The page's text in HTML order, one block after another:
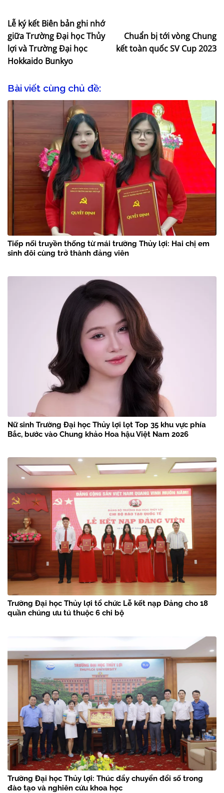
Lễ ký kết Biên bản ghi nhớ
giữa Trường Đại học Thủy
lợi và Trường Đại học
Hokkaido Bunkyo
Chuẩn bị tới vòng Chung
kết toàn quốc SV Cup 2023
Bài viết cùng chủ đề:
Tiếp nối truyền thống từ mái trường Thủy lợi: Hai chị em
sinh đôi cùng trở thành đảng viên
Nữ sinh Trường Đại học Thủy lợi lọt Top 35 khu vực phía
Bắc, bước vào Chung khảo Hoa hậu Việt Nam 2026
Trường Đại học Thủy lợi tổ chức Lễ kết nạp Đảng cho 18
quần chúng ưu tú thuộc 6 chi bộ
Trường Đại học Thủy lợi: Thúc đẩy chuyển đổi số trong
đào tạo và nghiên cứu khoa học